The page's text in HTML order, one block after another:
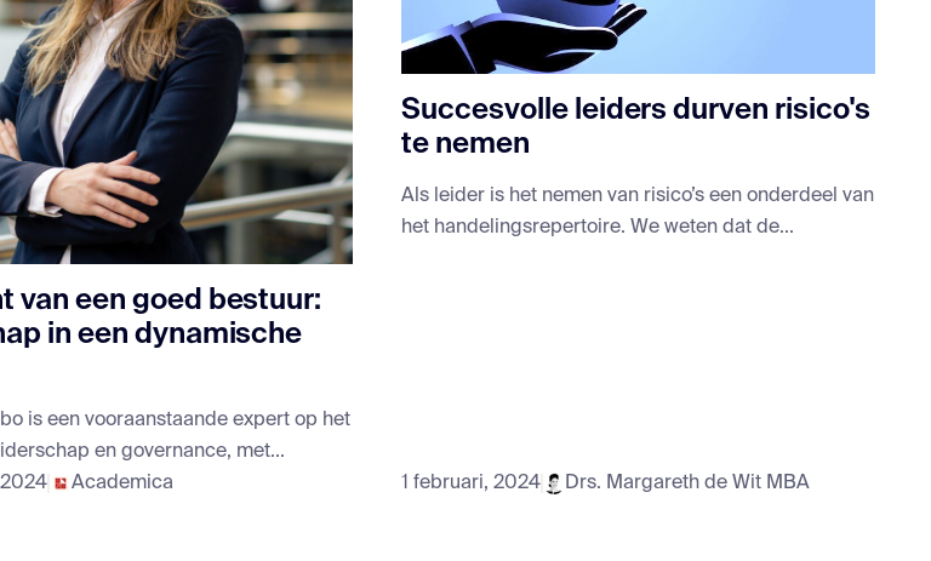
van een goed bestuur:
in een dynamische
is een vooraanstaande expert op het
en governance, met...
Academica
Succesvolle leiders durven risico's
te nemen
Als leider is het nemen van risico’s een onderdeel van
het handelingsrepertoire. We weten dat de...
1 februari, 2024 Drs. Margareth de Wit MBA